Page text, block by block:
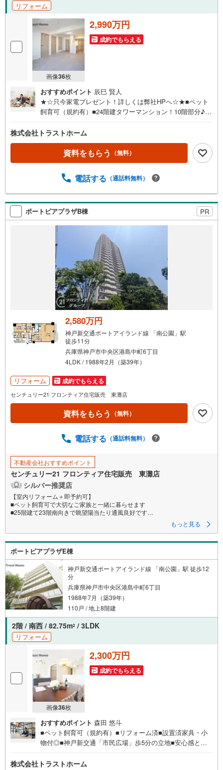
リフォーム
画像36枚
2,990万円
成約でもらえる
おすすめポイント 辰巳 賢人
★☆只今家電プレゼント！詳しくは弊社HPへ☆★■ペット
飼育可（規約有）■24階建タワーマンション！10階部分♪■
歩7分■オール電化マンション■高層階！10階部分♪■バルコ
ニーに面した明るい約15帖LDK■収納充実！全居室収納、フ
ァミリーCL、SIC■オートロック有でセキュリティ安心■
小・中学校、スーパー、病院が徒歩10分圏内◎アフターサ
ム内容〉・システムキッチン新調・洗面化粧台新調・ユニ
調・クロス・床材貼替・ハウスクリーニングなどお家探し
は、トラストホームにお任せください！ご相談はお気軽に
♪〇定休日はございません。お客様のご都合に可能な限り
おこたえします♪〇住宅ローン相談、買替相談もお任せく
ださい！〇神戸市全域、明石・芦屋・西宮・宝塚・三田市
など 幅広いエリアで物件のご紹介が可能です♪
株式会社トラストホーム
資料をもらう （無料）
電話する （通話料無料）
ポートピアプラザB棟 PR
2,580万円
神戸新交通ポートアイランド線 「南公園」駅
徒歩11分
兵庫県神戸市中央区港島中町6丁目
4LDK / 1988年2月（築39年）
リフォーム 成約でもらえる
センチュリー21 フロンティア住宅販売 東灘店
資料をもらう （無料）
電話する （通話料無料）
不動産会社おすすめポイント
センチュリー21 フロンティア住宅販売 東灘店
シルバー推奨店
【室内リフォーム＋即予約可】
■ペット飼育可で大切なご家族と一緒に暮らせます
■25階建て23階南向きで眺望陽当たり通風良好です
■港島学園小中学校まで徒歩7分とお子様の通学にも安心の距離
特徴
・スーパーグルメシティまで徒歩10分、ファミリマートまで徒歩4分とお買
い物に便利な立地
・各居室には収納があり収納スペース豊富でお部屋が整います
・LDK15.3帖ありご家族ゆったり過ごせます
リフォーム内容
・キッチン/バス/トイレ/洗面 新調
・全室クロス張替え
・フローリング張替え
・建具交換
立地
●港島学園小学校まで徒歩約7分
・港島学園中学校まで徒歩約7分
弊社が選ばれる理由
1.お金の扱い方のプロ、ファイナンシャルプランナーが資金計画をサポー
2.買い替えなどにも対応できる売却専門チームあり！
3.たくさんの銀行と繋がりがあるため、最も低金利になるように審査が可
弊社は専門家同士が連携をとっているため、より多くの知見がございま
す。
お気軽にお問合せください！
もっと見る
ポートピアプラザE棟
神戸新交通ポートアイランド線 「南公園」駅 徒歩12
分
兵庫県神戸市中央区港島中町6丁目
1988年7月（築39年）
110戸 / 地上8階建
2階 / 南西 / 82.75m2 / 3LDK
リフォーム
画像36枚
2,300万円
成約でもらえる
おすすめポイント 森田 悠斗
■ペット飼育可（規約有）■リフォーム済■設置済家具・小
物付◎■神戸新交通「市民広場」歩5分の立地■安心感と地
2.75平米の3LDK 2階部分■バルコニーに面した明るい約17
株式会社トラストホーム